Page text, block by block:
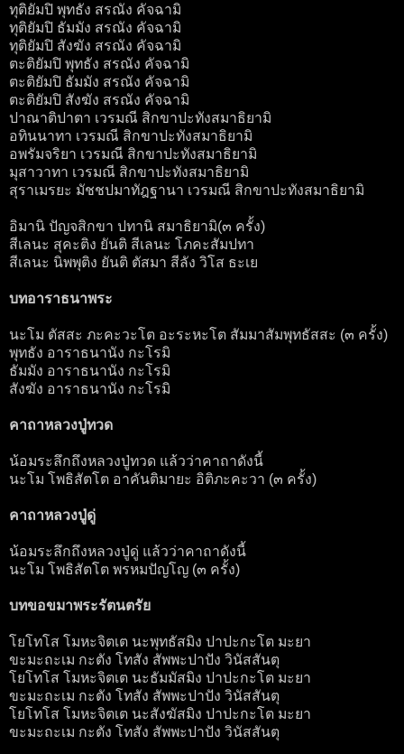
ทุติยัมปิ พุทธัง สรณัง คัจฉามิ
ทุติยัมปิ ธัมมัง สรณัง คัจฉามิ
ทุติยัมปิ สังฆัง สรณัง คัจฉามิ
ตะติยัมปิ พุทธัง สรณัง คัจฉามิ
ตะติยัมปิ ธัมมัง สรณัง คัจฉามิ
ตะติยัมปิ สังฆัง สรณัง คัจฉามิ
ปาณาติปาตา เวรมณี สิกขาปะทังสมาธิยามิ
อทินนาทา เวรมณี สิกขาปะทังสมาธิยามิ
อพรัมจริยา เวรมณี สิกขาปะทังสมาธิยามิ
มุสาวาทา เวรมณี สิกขาปะทังสมาธิยามิ
สุราเมรยะ มัชชปมาทัฎฐานา เวรมณี สิกขาปะทังสมาธิยามิ
อิมานิ ปัญจสิกขา ปทานิ สมาธิยามิ(๓ ครั้ง)
สีเลนะ สุคะติง ยันติ สีเลนะ โภคะสัมปทา
สีเลนะ นิพพุติง ยันติ ตัสมา สีลัง วิโส ธะเย
บทอาราธนาพระ
นะโม ตัสสะ ภะคะวะโต อะระหะโต สัมมาสัมพุทธัสสะ (๓ ครั้ง)
พุทธัง อาราธนานัง กะโรมิ
ธัมมัง อาราธนานัง กะโรมิ
สังฆัง อาราธนานัง กะโรมิ
คาถาหลวงปู่ทวด
น้อมระลึกถึงหลวงปู่ทวด แล้วว่าคาถาดังนี้
นะโม โพธิสัตโต อาคันติมายะ อิติภะคะวา (๓ ครั้ง)
คาถาหลวงปู่ดู่
น้อมระลึกถึงหลวงปู่ดู่ แล้วว่าคาถาดังนี้
นะโม โพธิสัตโต พรหมปัญโญ (๓ ครั้ง)
บทขอขมาพระรัตนตรัย
โยโทโส โมหะจิตเต นะพุทธัสมิง ปาปะกะโต มะยา
ขะมะถะเม กะตัง โทสัง สัพพะปาปัง วินัสสันตุ
โยโทโส โมหะจิตเต นะธัมมัสมิง ปาปะกะโต มะยา
ขะมะถะเม กะตัง โทสัง สัพพะปาปัง วินัสสันตุ
โยโทโส โมหะจิตเต นะสังฆัสมิง ปาปะกะโต มะยา
ขะมะถะเม กะตัง โทสัง สัพพะปาปัง วินัสสันตุ